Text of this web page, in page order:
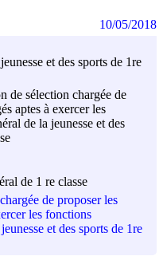
et des sports de 1re
de sélection chargée de
aptes à exercer les
de la jeunesse et des
de 1 re classe
de proposer les
les fonctions
et des sports de 1re
10/05/2018